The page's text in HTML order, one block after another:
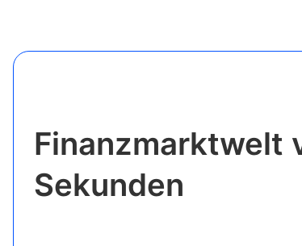
Finanzmarktwelt
Sekunden